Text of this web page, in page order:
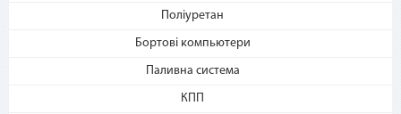
Поліуретан
Бортові компьютери
Паливна система
КПП
списываться сумма
ежемесячного платежа. Если на
оплата будет происходить в